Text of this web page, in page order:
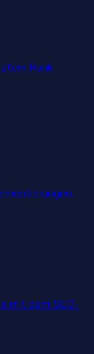
Rank
mit dem SEO-